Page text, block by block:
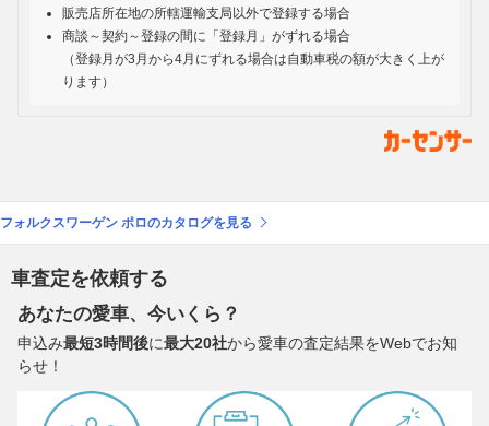
販売店所在地の所轄運輸支局以外で登録する場合
商談～契約～登録の間に「登録月」がずれる場合
（登録月が3月から4月にずれる場合は自動車税の額が大きく上が
ります）
フォルクスワーゲン ポロのカタログを見る
車査定を依頼する
あなたの愛車、今いくら？
申込み最短3時間後に最大20社から愛車の査定結果をWebでお知
らせ！